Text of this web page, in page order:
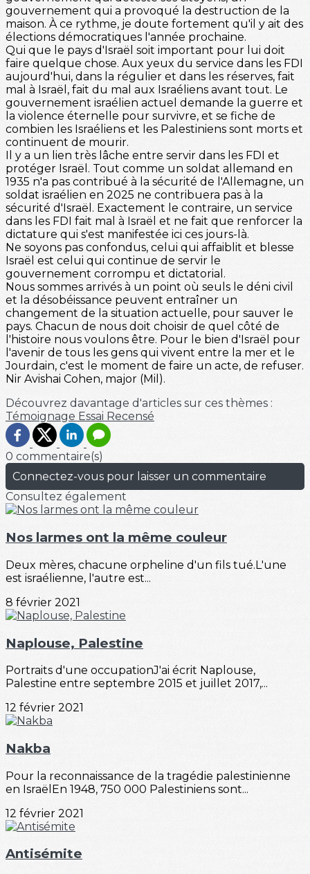
gouvernement qui a provoqué la destruction de la
maison. À ce rythme, je doute fortement qu'il y ait des
élections démocratiques l'année prochaine.
Qui que le pays d'Israël soit important pour lui doit
faire quelque chose. Aux yeux du service dans les FDI
aujourd'hui, dans la régulier et dans les réserves, fait
mal à Israël, fait du mal aux Israéliens avant tout. Le
gouvernement israélien actuel demande la guerre et
la violence éternelle pour survivre, et se fiche de
combien les Israéliens et les Palestiniens sont morts et
continuent de mourir.
Il y a un lien très lâche entre servir dans les FDI et
protéger Israël. Tout comme un soldat allemand en
1935 n'a pas contribué à la sécurité de l'Allemagne, un
soldat israélien en 2025 ne contribuera pas à la
sécurité d'Israël. Exactement le contraire, un service
dans les FDI fait mal à Israël et ne fait que renforcer la
dictature qui s'est manifestée ici ces jours-là.
Ne soyons pas confondus, celui qui affaiblit et blesse
Israël est celui qui continue de servir le
gouvernement corrompu et dictatorial.
Nous sommes arrivés à un point où seuls le déni civil
et la désobéissance peuvent entraîner un
changement de la situation actuelle, pour sauver le
pays. Chacun de nous doit choisir de quel côté de
l'histoire nous voulons être. Pour le bien d'Israël pour
l'avenir de tous les gens qui vivent entre la mer et le
Jourdain, c'est le moment de faire un acte, de refuser.
Nir Avishai Cohen, major (Mil).
Découvrez davantage d'articles sur ces thèmes :
Témoignage Essai Recensé
0 commentaire(s)
Connectez-vous pour laisser un commentaire
Consultez également
Nos larmes ont la même couleur
Deux mères, chacune orpheline d'un fils tué.L'une
est israélienne, l'autre est...
8 février 2021
Naplouse, Palestine
Portraits d'une occupationJ'ai écrit Naplouse,
Palestine entre septembre 2015 et juillet 2017,...
12 février 2021
Nakba
Pour la reconnaissance de la tragédie palestinienne
en IsraëlEn 1948, 750 000 Palestiniens sont...
12 février 2021
Antisémite